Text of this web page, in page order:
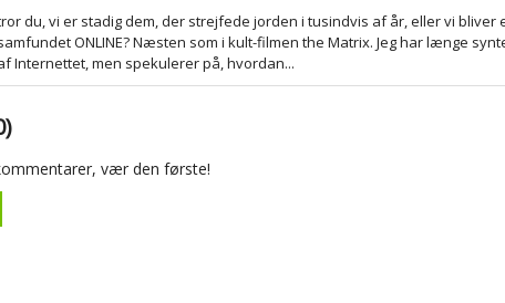
du, vi er stadig dem, der strejfede jorden i tusindvis af år, eller vi
ONLINE? Næsten som i kult-filmen the Matrix. Jeg har længe
Internettet, men spekulerer på, hvordan...
vær den første!